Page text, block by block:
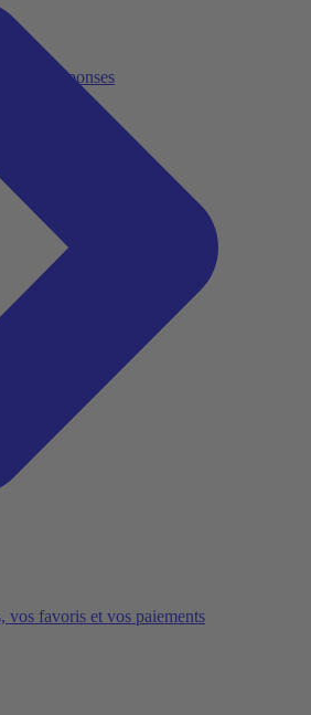
et réponses
vos favoris et vos paiements